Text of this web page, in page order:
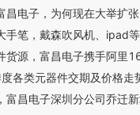
昌电子，为何现在大举扩
手笔，戴森吹风机、ipad
货源，富昌电子携手阿里
各类元器件交期及价格走
富昌电子深圳分公司乔迁